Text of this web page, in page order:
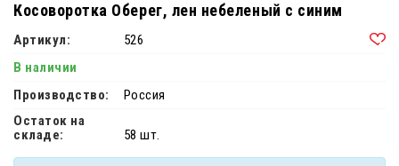
Косоворотка Оберег, лен небеленый с синим
Артикул:
526
В наличии
Производство:
Россия
Остаток на
складе:
58 шт.